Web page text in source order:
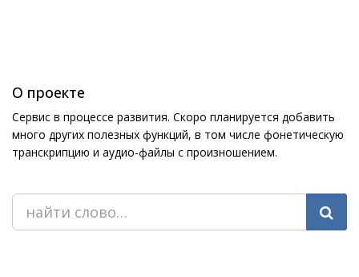
О проекте
Сервис в процессе развития. Скоро планируется добавить
много других полезных функций, в том числе фонетическую
транскрипцию и аудио-файлы с произношением.